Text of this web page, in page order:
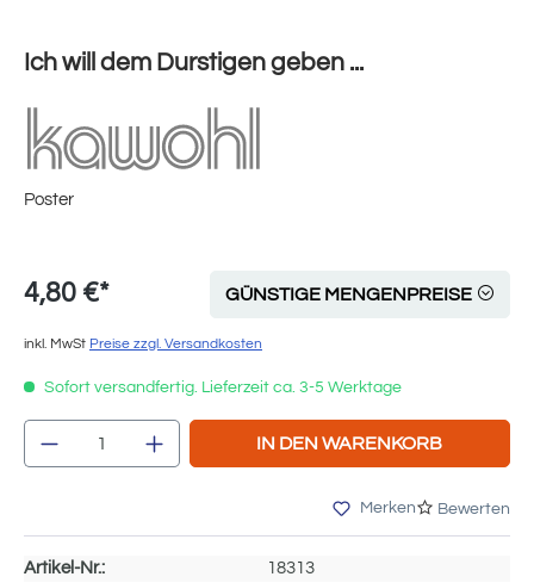
Ich will dem Durstigen geben ...
Poster
4,80 €* GÜNSTIGE MENGENPREISE
inkl. MwSt Preise zzgl. Versandkosten
Sofort versandfertig. Lieferzeit ca. 3-5 Werktage
Produkt Anzahl: Gib den gewünschten
IN DEN WARENKORB
Merken Bewerten
Artikel-Nr.:
18313